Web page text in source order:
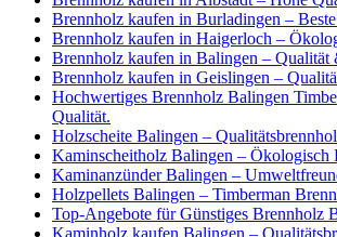
Brennholz kaufen in Burladingen –
Brennholz kaufen in Haigerloch –
Brennholz kaufen in Balingen – Qualität
Brennholz kaufen in Geislingen –
Hochwertiges Brennholz Balingen
Qualität.
Holzscheite Balingen –
Kaminscheitholz Balingen – Ökologisch
Kaminanzünder Balingen –
Holzpellets Balingen – Timberman
Top-Angebote für Günstiges Brennholz
Kaminholz kaufen Balingen –